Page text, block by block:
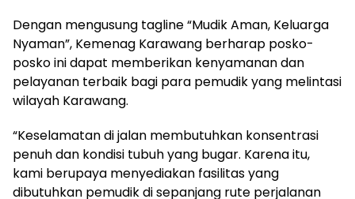
Dengan mengusung tagline “Mudik Aman, Keluarga
Nyaman”, Kemenag Karawang berharap posko-
posko ini dapat memberikan kenyamanan dan
pelayanan terbaik bagi para pemudik yang melintasi
wilayah Karawang.
“Keselamatan di jalan membutuhkan konsentrasi
penuh dan kondisi tubuh yang bugar. Karena itu,
kami berupaya menyediakan fasilitas yang
dibutuhkan pemudik di sepanjang rute perjalanan